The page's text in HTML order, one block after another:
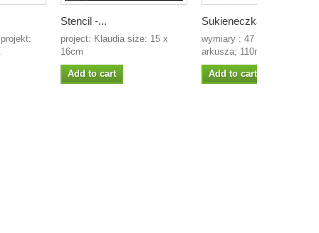
Stencil -...
project: Klaudia size: 15 x
16cm
Add to cart
Sukieneczka...
wymiary : 47 x 45 mm
arkusza; 110mm x...
Add to cart